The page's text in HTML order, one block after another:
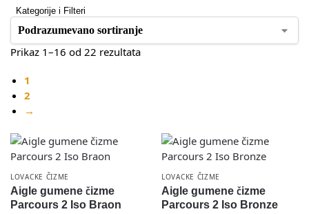
Kategorije i Filteri
Prikaz 1–16 od 22 rezultata
1
2
→
LOVACKE ČIZME
Aigle gumene čizme
Parcours 2 Iso Braon
LOVACKE ČIZME
Aigle gumene čizme
Parcours 2 Iso Bronze